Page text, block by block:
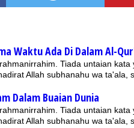
Waktu Ada Di Dalam Al-
Tiada untaian
Allah subhanahu wa ta'ala,
Dalam Buaian Dunia
Tiada untaian
Allah subhanahu wa ta'ala,